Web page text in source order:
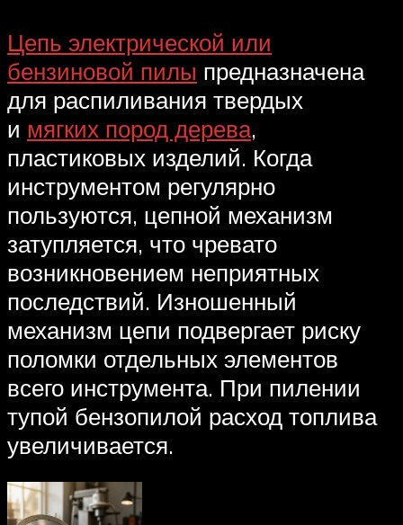
Цепь электрической или
бензиновой пилы предназначена
для распиливания твердых
и мягких пород дерева,
пластиковых изделий. Когда
инструментом регулярно
пользуются, цепной механизм
затупляется, что чревато
возникновением неприятных
последствий. Изношенный
механизм цепи подвергает риску
поломки отдельных элементов
всего инструмента. При пилении
тупой бензопилой расход топлива
увеличивается.